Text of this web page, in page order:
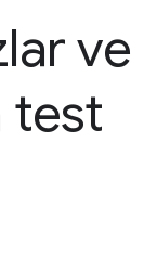
ve
test